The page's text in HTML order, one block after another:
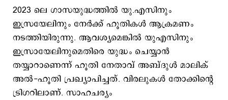
2023 ലെ ഗാസയുദ്ധത്തില്‍ യു.എസിനും
ഇസ്രയേലിനും നേര്‍ക്ക് ഹൂതികള്‍ ആക്രമണം
നടത്തിയിരുന്നു. ആവശ്യമെങ്കിൽ യുഎസിനും
ഇസ്രായേലിനുമെതിരെ യുദ്ധം ചെയ്യാന്‍
തയ്യാറാണെന്ന് ഹൂതി നേതാവ് അബ്ദുൾ മാലിക്
അൽ-ഹൂതി പ്രഖ്യാപിച്ചത്. വിരലുകൾ തോക്കിന്‍റെ
ട്രിഗറിലാണ്. സാഹചര്യം